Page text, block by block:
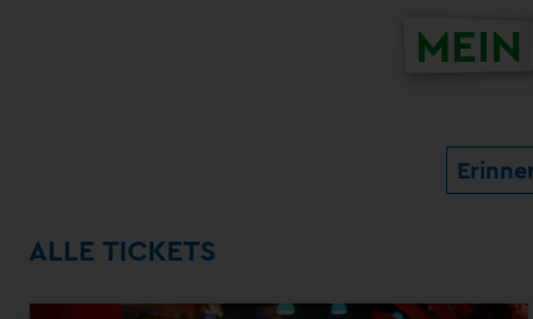
MEIN
ALLE TICKETS